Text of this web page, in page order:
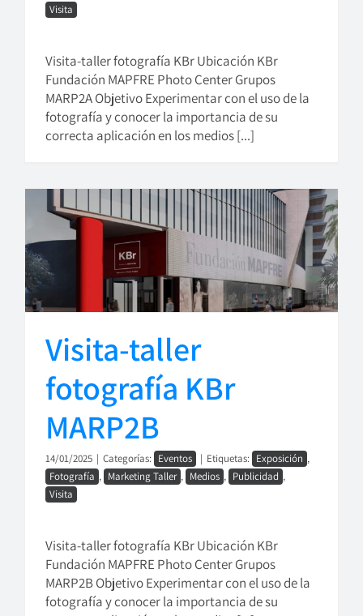
Visita
Visita-taller fotografía KBr Ubicación KBr
Fundación MAPFRE Photo Center Grupos
MARP2A Objetivo Experimentar con el uso de la
fotografía y conocer la importancia de su
correcta aplicación en los medios [...]
Visita-taller
fotografía KBr
MARP2B
14/01/2025 | Categorías: Eventos | Etiquetas: Exposición ,
Fotografía , Marketing Taller , Medios , Publicidad ,
Visita
Visita-taller fotografía KBr Ubicación KBr
Fundación MAPFRE Photo Center Grupos
MARP2B Objetivo Experimentar con el uso de la
fotografía y conocer la importancia de su